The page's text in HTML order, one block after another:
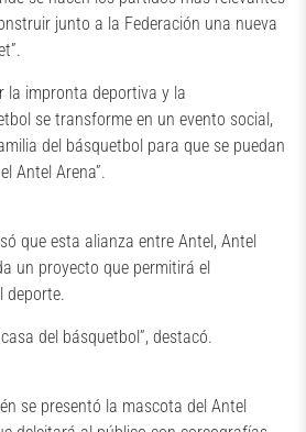
junto a la Federación una nueva
la impronta deportiva y la
se transforme en un evento social,
del básquetbol para que se puedan
Antel Arena”.
que esta alianza entre Antel, Antel
un proyecto que permitirá el
deporte.
del básquetbol”, destacó.
se presentó la mascota del Antel